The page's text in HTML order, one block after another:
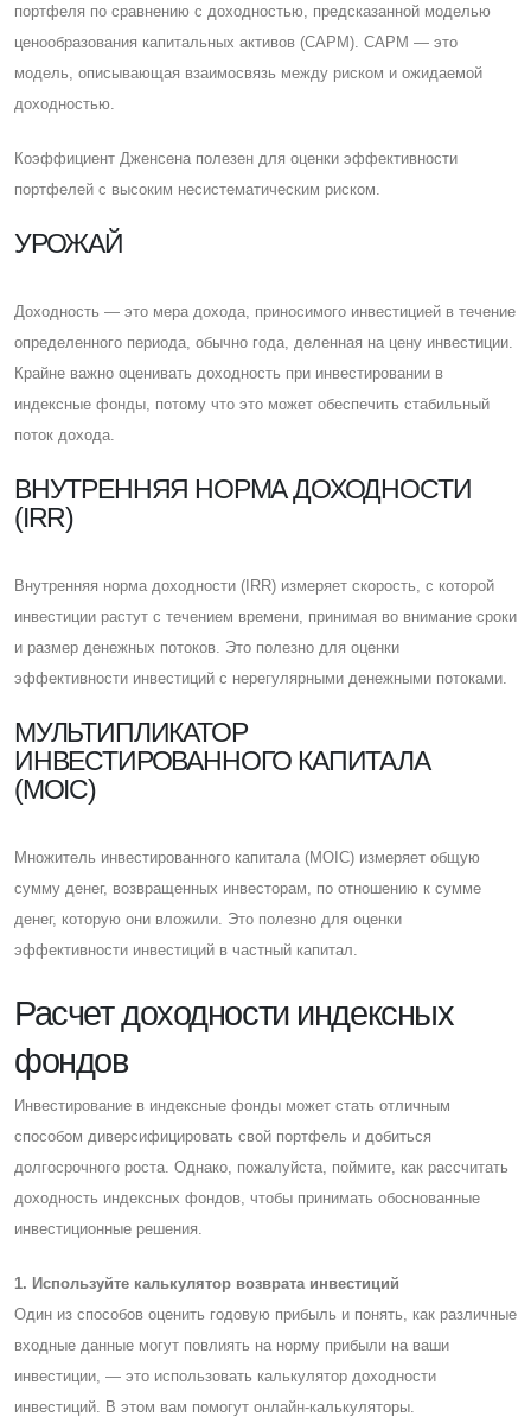
портфеля по сравнению с доходностью, предсказанной моделью
ценообразования капитальных активов (CAPM). CAPM — это
модель, описывающая взаимосвязь между риском и ожидаемой
доходностью.
Коэффициент Дженсена полезен для оценки эффективности
портфелей с высоким несистематическим риском.
УРОЖАЙ
Доходность — это мера дохода, приносимого инвестицией в течение
определенного периода, обычно года, деленная на цену инвестиции.
Крайне важно оценивать доходность при инвестировании в
индексные фонды, потому что это может обеспечить стабильный
поток дохода.
ВНУТРЕННЯЯ НОРМА ДОХОДНОСТИ
(IRR)
Внутренняя норма доходности (IRR) измеряет скорость, с которой
инвестиции растут с течением времени, принимая во внимание сроки
и размер денежных потоков. Это полезно для оценки
эффективности инвестиций с нерегулярными денежными потоками.
МУЛЬТИПЛИКАТОР
ИНВЕСТИРОВАННОГО КАПИТАЛА
(MOIC)
Множитель инвестированного капитала (MOIC) измеряет общую
сумму денег, возвращенных инвесторам, по отношению к сумме
денег, которую они вложили. Это полезно для оценки
эффективности инвестиций в частный капитал.
Расчет доходности индексных
фондов
Инвестирование в индексные фонды может стать отличным
способом диверсифицировать свой портфель и добиться
долгосрочного роста. Однако, пожалуйста, поймите, как рассчитать
доходность индексных фондов, чтобы принимать обоснованные
инвестиционные решения.
1. Используйте калькулятор возврата инвестиций
Один из способов оценить годовую прибыль и понять, как различные
входные данные могут повлиять на норму прибыли на ваши
инвестиции, — это использовать калькулятор доходности
инвестиций. В этом вам помогут онлайн-калькуляторы.